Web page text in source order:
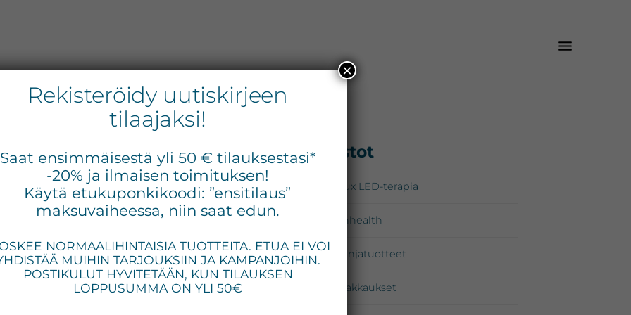
Dermalogica
Circular Hydration
Serum, kosteuttava
seerumi 30ml-59ml
110,00€Hintaluokka:
(sis. ALV)
Ensisijainen
sivupalkki
Osastot
Omnilux LED-terapia
Zo Skinhealth
Kampanjatuotteet
Lahjapakkaukset
Rekisteröidy uutiskirjeen
tilaajaksi!
Saat ensimmäisestä yli 50 € tilauksestasi*
-20% ja ilmaisen toimituksen!
Käytä etukuponkikoodi: ”ensitilaus”
maksuvaiheessa, niin saat edun.
NORMAALIHINTAISIA TUOTTEITA. ETUA EI VOI
MUIHIN TARJOUKSIIN JA KAMPANJOIHIN.
POSTIKULUT HYVITETÄÄN, KUN TILAUKSEN
LOPPUSUMMA ON YLI 50€
×